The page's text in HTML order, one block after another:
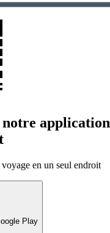
application
en un seul endroit
Play